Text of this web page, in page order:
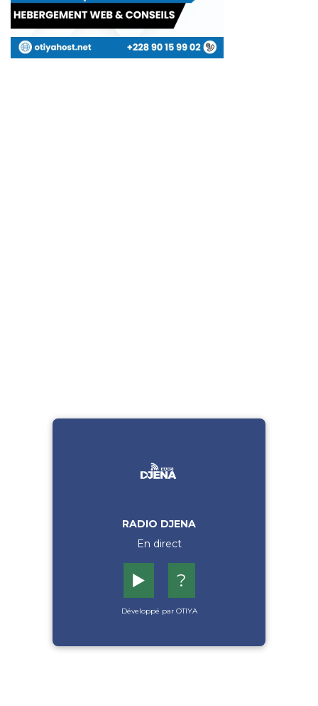
RADIO DJENA
En direct
▶️ ?
Développé par OTIYA